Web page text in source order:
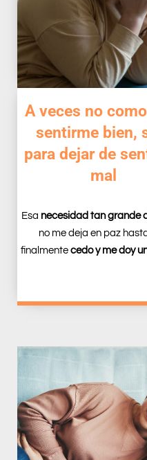
A veces no
sentirme bien,
para dejar de
mal
Esa necesidad tan grande
no me deja en paz
finalmente cedo y me doy